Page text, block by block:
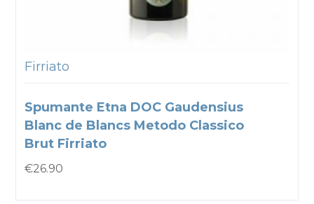
Firriato
Spumante Etna DOC Gaudensius
Blanc de Blancs Metodo Classico
Brut Firriato
€26.90